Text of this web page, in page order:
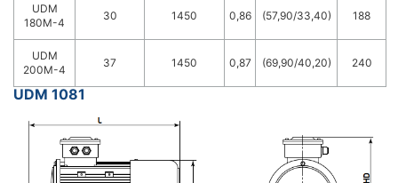
UDM
180M-4
30 1450 0,86 (57,90/33,40) 188
UDM
200M-4
37 1450 0,87 (69,90/40,20) 240
UDM 1081